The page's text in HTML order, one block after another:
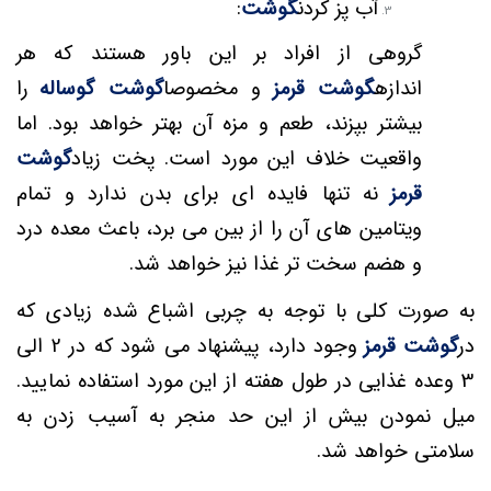
آب پز کردنگوشت:
گروهی از افراد بر این باور هستند که هر
اندازهگوشت قرمز و مخصوصاگوشت گوساله را
بیشتر بپزند، طعم و مزه آن بهتر خواهد بود. اما
واقعیت خلاف این مورد است. پخت زیادگوشت
قرمز نه تنها فایده ای برای بدن ندارد و تمام
ویتامین های آن را از بین می برد، باعث معده درد
و هضم سخت تر غذا نیز خواهد شد.
به صورت کلی با توجه به چربی اشباع شده زیادی که
درگوشت قرمز
وجود دارد، پیشنهاد می شود که در 2 الی
3 وعده غذایی در طول هفته از این مورد استفاده نمایید.
میل نمودن بیش از این حد منجر به آسیب زدن به
سلامتی خواهد شد.